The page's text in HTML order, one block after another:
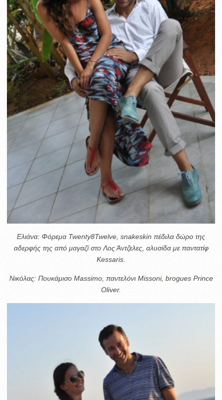
Ελιάνα: Φόρεμα Twenty8Twelve, snakeskin πέδιλα δώρο της
αδερφής της από μαγαζί στο Λος Άντζελες, αλυσίδα με παντατίφ
Kessaris.
Νικόλας: Πουκάμισο Massimo, παντελόνι Missoni, brogues Prince
Oliver.